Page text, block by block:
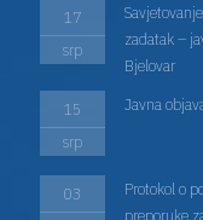
17
srp
zadatak –
Bjelovar
15
srp
Javna
03
Protokol o
preporuke